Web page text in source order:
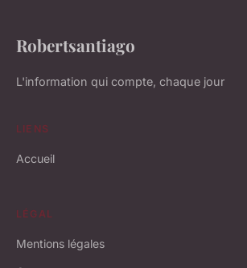
Robertsantiago
L'information qui compte, chaque jour
LIENS
Accueil
LÉGAL
Mentions légales